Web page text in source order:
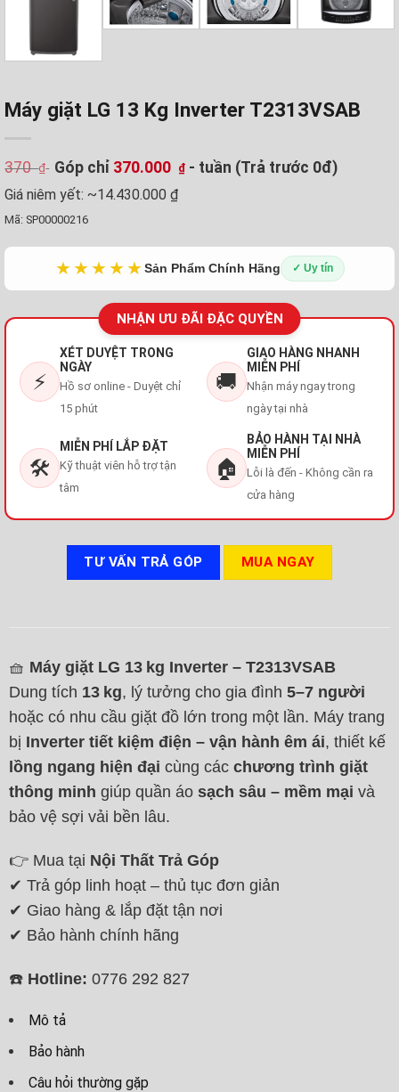
Máy giặt LG 13 Kg Inverter T2313VSAB
370₫ Góp chỉ 370.000 ₫ - tuần (Trả trước 0đ)
Giá niêm yết: ~14.430.000 ₫
Mã: SP00000216
★★★★★Sản Phẩm Chính Hãng ✓ Uy tín
NHẬN ƯU ĐÃI ĐẶC QUYỀN
⚡
XÉT DUYỆT TRONG
NGÀY
Hồ sơ online - Duyệt chỉ
15 phút
🚚
GIAO HÀNG NHANH
MIỄN PHÍ
Nhận máy ngay trong
ngày tại nhà
🛠️
MIỄN PHÍ LẮP ĐẶT
Kỹ thuật viên hỗ trợ tận
tâm
🏠
BẢO HÀNH TẠI NHÀ
MIỄN PHÍ
Lỗi là đến - Không cần ra
cửa hàng
TƯ VẤN TRẢ GÓP MUA NGAY
🧺 Máy giặt LG 13 kg Inverter – T2313VSAB
Dung tích 13 kg, lý tưởng cho gia đình 5–7 người
hoặc có nhu cầu giặt đồ lớn trong một lần. Máy trang
bị Inverter tiết kiệm điện – vận hành êm ái, thiết kế
lồng ngang hiện đại cùng các chương trình giặt
thông minh giúp quần áo sạch sâu – mềm mại và
bảo vệ sợi vải bền lâu.
👉 Mua tại Nội Thất Trả Góp
✔ Trả góp linh hoạt – thủ tục đơn giản
✔ Giao hàng & lắp đặt tận nơi
✔ Bảo hành chính hãng
☎️ Hotline: 0776 292 827
Mô tả
Bảo hành
Câu hỏi thường gặp